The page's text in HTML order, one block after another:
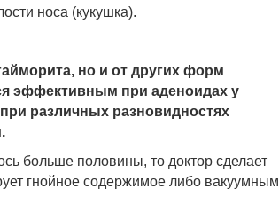
носа (кукушка).
но и от других форм
эффективным при аденоидах у
различных разновидностях
больше половины, то доктор сделает
гнойное содержимое либо вакуумным